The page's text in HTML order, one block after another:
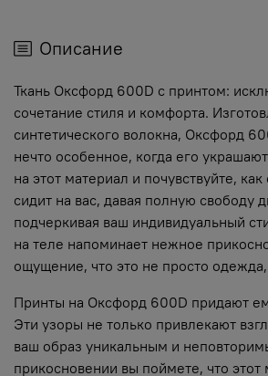
Описание
Ткань Оксфорд 600D с принтом:
сочетание стиля и комфорта.
синтетического волокна, Оксфорд
нечто особенное, когда его
на этот материал и почувствуйте,
сидит на вас, давая полную свободу
подчеркивая ваш индивидуальный
на теле напоминает нежное
ощущение, что это не просто одежда,
Принты на Оксфорд 600D придают
Эти узоры не только привлекают
ваш образ уникальным и
прикосновении вы поймете, что этот